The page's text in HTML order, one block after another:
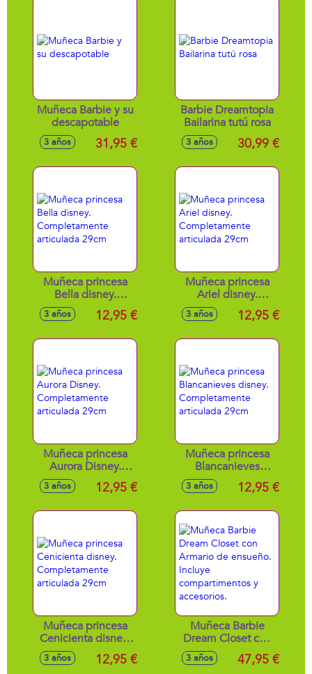
Muñeca Barbie y su
descapotable
3 años 31,95 €
Barbie Dreamtopia
Bailarina tutú rosa
3 años 30,99 €
Muñeca princesa
Bella disney.
Completamente
articulada 29cm
3 años 12,95 €
Muñeca princesa
Ariel disney.
Completamente
articulada 29cm
3 años 12,95 €
Muñeca princesa
Aurora Disney.
Completamente
articulada 29cm
3 años 12,95 €
Muñeca princesa
Blancanieves
disney.
Completamente
3 años 12,95 €
Muñeca princesa
Cenicienta disney.
Completamente
articulada 29cm
3 años 12,95 €
Muñeca Barbie
Dream Closet con
Armario de
ensueño. Incluye
3 años 47,95 €